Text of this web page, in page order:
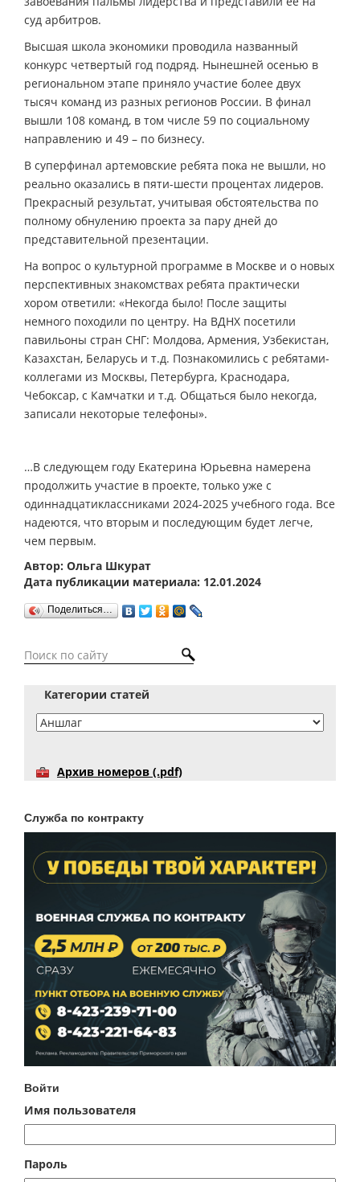
суд арбитров.
Высшая школа экономики проводила названный
конкурс четвертый год подряд. Нынешней осенью в
региональном этапе приняло участие более двух
тысяч команд из разных регионов России. В финал
вышли 108 команд, в том числе 59 по социальному
направлению и 49 – по бизнесу.
В суперфинал артемовские ребята пока не вышли, но
реально оказались в пяти-шести процентах лидеров.
Прекрасный результат, учитывая обстоятельства по
полному обнулению проекта за пару дней до
представительной презентации.
На вопрос о культурной программе в Москве и о новых
перспективных знакомствах ребята практически
хором ответили: «Некогда было! После защиты
немного походили по центру. На ВДНХ посетили
павильоны стран СНГ: Молдова, Армения, Узбекистан,
Казахстан, Беларусь и т.д. Познакомились с ребятами-
коллегами из Москвы, Петербурга, Краснодара,
Чебоксар, с Камчатки и т.д. Общаться было некогда,
записали некоторые телефоны».
…В следующем году Екатерина Юрьевна намерена
продолжить участие в проекте, только уже с
одиннадцатиклассниками 2024-2025 учебного года. Все
надеются, что вторым и последующим будет легче,
чем первым.
Автор: Ольга Шкурат
Дата публикации материала: 12.01.2024
Поделиться…
Категории статей
Архив номеров (.pdf)
Служба по контракту
Войти
Имя пользователя
Пароль